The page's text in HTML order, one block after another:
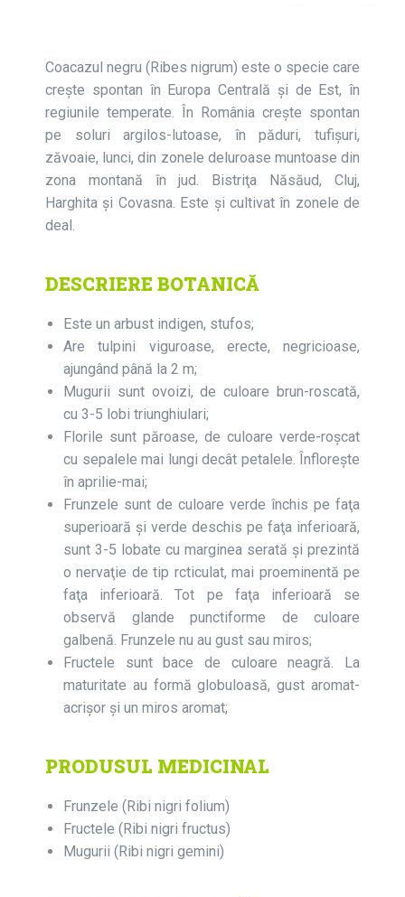
Coacazul negru (Ribes nigrum) este o specie care
creşte spontan în Europa Centrală şi de Est, în
regiunile temperate. În România creşte spontan
pe soluri argilos-lutoase, în păduri, tufişuri,
zăvoaie, lunci, din zonele deluroase muntoase din
zona montană în jud. Bistriţa Năsăud, Cluj,
Harghita și Covasna. Este şi cultivat în zonele de
deal.
DESCRIERE BOTANICĂ
Este un arbust indigen, stufos;
Are tulpini viguroase, erecte, negricioase,
ajungând până la 2 m;
Mugurii sunt ovoizi, de culoare brun-roscată,
cu 3-5 lobi triunghiulari;
Florile sunt păroase, de culoare verde-roșcat
cu sepalele mai lungi decât petalele. Înflorește
în aprilie-mai;
Frunzele sunt de culoare verde închis pe faţa
superioară şi verde deschis pe faţa inferioară,
sunt 3-5 lobate cu marginea serată și prezintă
o nervaţie de tip rcticulat, mai proeminentă pe
faţa inferioară. Tot pe faţa inferioară se
observă glande punctiforme de culoare
galbenă. Frunzele nu au gust sau miros;
Fructele sunt bace de culoare neagră. La
maturitate au formă globuloasă, gust aromat­-
acrişor şi un miros aromat;
PRODUSUL MEDICINAL
Frunzele (Ribi nigri folium)
Fructele (Ribi nigri fructus)
Mugurii (Ribi nigri gemini)